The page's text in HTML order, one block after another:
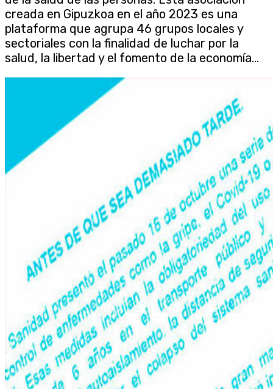
creada en Gipuzkoa en el año 2023 es una
plataforma que agrupa 46 grupos locales y
sectoriales con la finalidad de luchar por la
salud, la libertad y el fomento de la economía...